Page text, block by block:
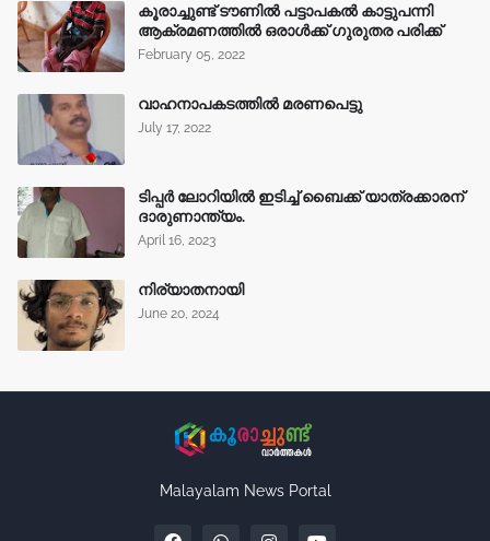
കൂരാച്ചുണ്ട് ടൗണിൽ പട്ടാപകൽ കാട്ടുപന്നി
ആക്രമണത്തിൽ ഒരാൾക്ക് ഗുരുതര പരിക്ക്
February 05, 2022
വാഹനാപകടത്തിൽ മരണപെട്ടു
July 17, 2022
ടിപ്പർ ലോറിയിൽ ഇടിച്ച് ബൈക്ക് യാത്രക്കാരന്
ദാരുണാന്ത്യം.
April 16, 2023
നിര്യാതനായി
June 20, 2024
Malayalam News Portal